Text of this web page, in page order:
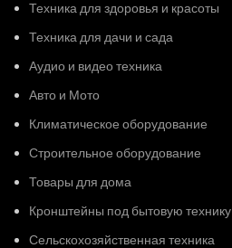
Техника для здоровья и красоты
Техника для дачи и сада
Аудио и видео техника
Авто и Мото
Климатическое оборудование
Строительное оборудование
Товары для дома
Кронштейны под бытовую технику
Сельскохозяйственная техника